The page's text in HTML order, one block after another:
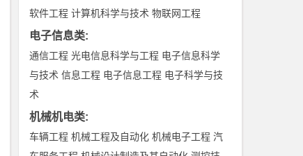
软件工程 计算机科学与技术 物联网工程
电子信息类:
通信工程 光电信息科学与工程 电子信息科学
与技术 信息工程 电子信息工程 电子科学与技
术
机械机电类:
车辆工程 机械工程及自动化 机械电子工程 汽